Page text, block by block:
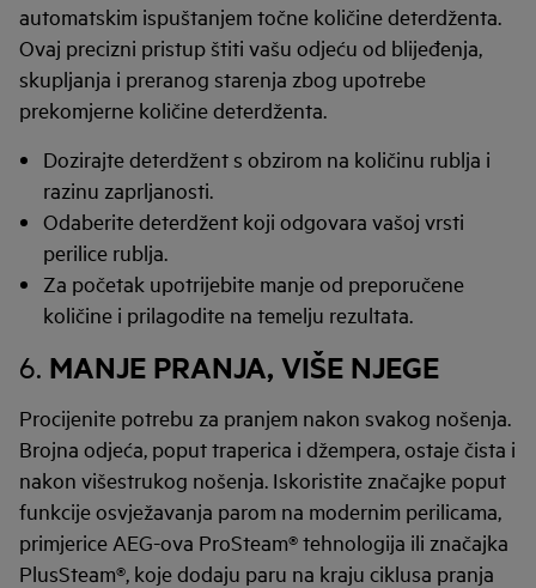
automatskim ispuštanjem točne količine deterdženta.
Ovaj precizni pristup štiti vašu odjeću od blijeđenja,
skupljanja i preranog starenja zbog upotrebe
prekomjerne količine deterdženta.
Dozirajte deterdžent s obzirom na količinu rublja i
razinu zaprljanosti.
Odaberite deterdžent koji odgovara vašoj vrsti
perilice rublja.
Za početak upotrijebite manje od preporučene
količine i prilagodite na temelju rezultata.
6. MANJE PRANJA, VIŠE NJEGE
Procijenite potrebu za pranjem nakon svakog nošenja.
Brojna odjeća, poput traperica i džempera, ostaje čista i
nakon višestrukog nošenja. Iskoristite značajke poput
funkcije osvježavanja parom na modernim perilicama,
primjerice AEG-ova ProSteam® tehnologija ili značajka
PlusSteam®, koje dodaju paru na kraju ciklusa pranja